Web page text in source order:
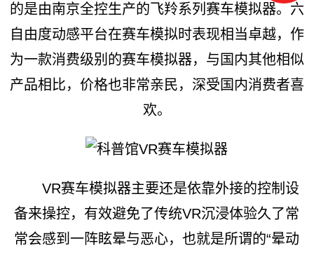
的是由南京全控生产的飞羚系列赛车模拟器。六
自由度动感平台在赛车模拟时表现相当卓越，作
为一款消费级别的赛车模拟器，与国内其他相似
产品相比，价格也非常亲民，深受国内消费者喜
欢。
VR赛车模拟器主要还是依靠外接的控制设
备来操控，有效避免了传统VR沉浸体验久了常
常会感到一阵眩晕与恶心，也就是所谓的“晕动